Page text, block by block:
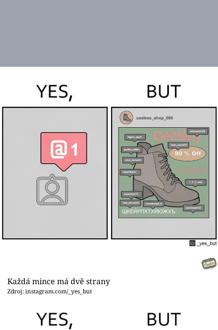
Každá mince má dvě strany
Zdroj: instagram.com/_yes_but